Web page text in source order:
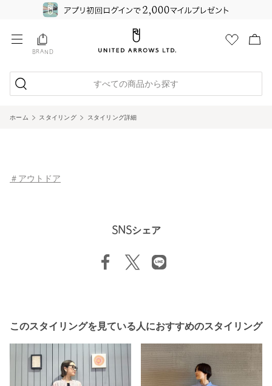
BRAND
すべての商品から探す
ホーム スタイリング スタイリング詳細
＃アウトドア
SNSシェア
このスタイリングを見ている人におすすめのスタイリング